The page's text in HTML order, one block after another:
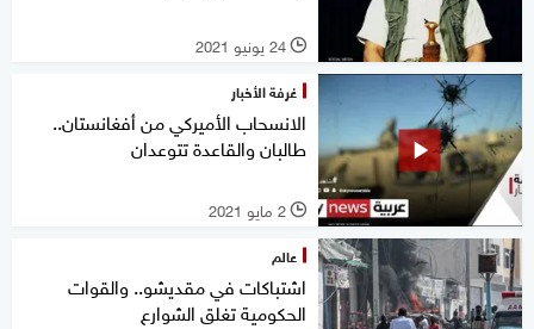
l 24 يونيو 2021
غرفة الأخبار
الانسحاب الأميركي من أفغانستان..
طالبان والقاعدة تتوعدان
l 2 مايو 2021
عالم
اشتباكات في مقديشو.. والقوات
الحكومية تغلق الشوارع